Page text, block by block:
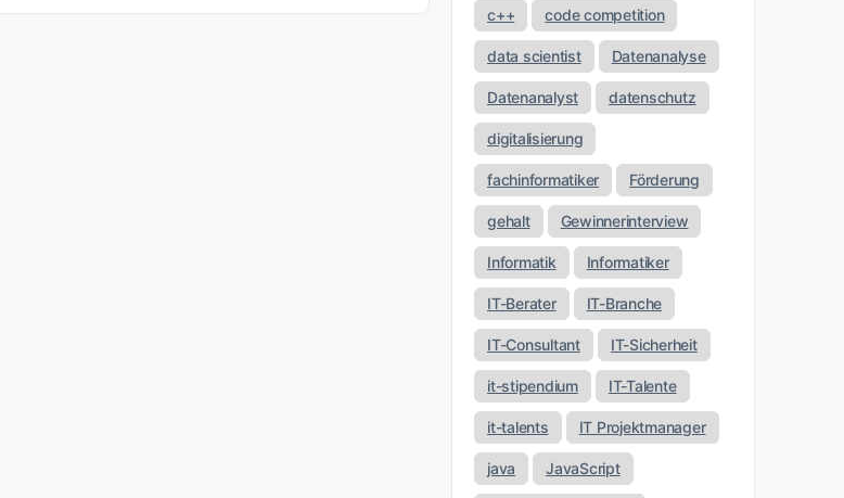
c++ code competition
data scientist Datenanalyse
Datenanalyst datenschutz
digitalisierung
fachinformatiker Förderung
gehalt Gewinnerinterview
Informatik Informatiker
IT-Berater IT-Branche
IT-Consultant IT-Sicherheit
it-stipendium IT-Talente
it-talents IT Projektmanager
java JavaScript